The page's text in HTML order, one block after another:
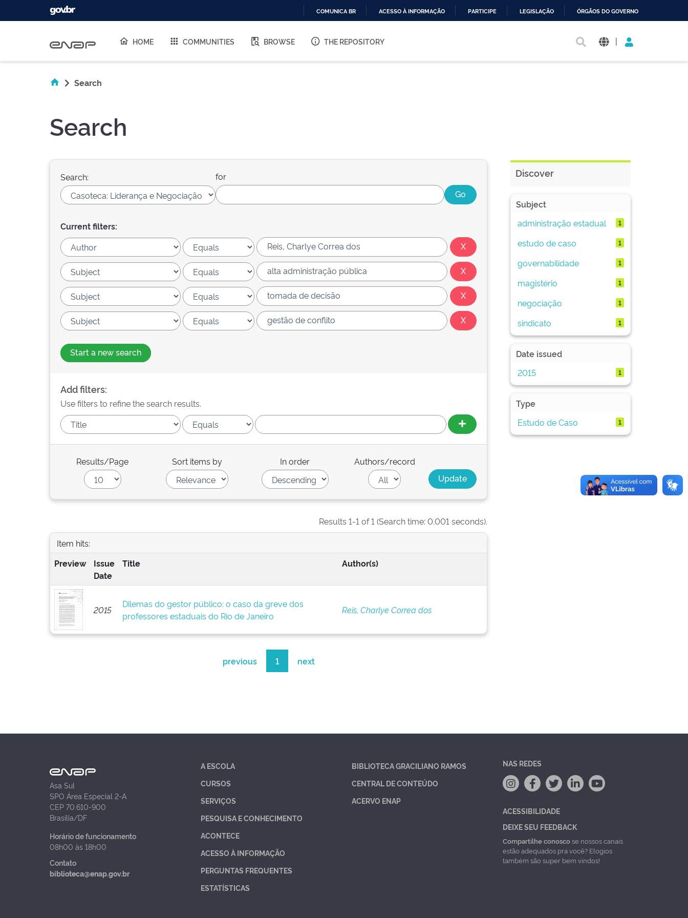
O
COMUNICA BR ACESSO À INFORMAÇÃO PARTICIPE LEGISLAÇÃO ÓRGÃOS DO GOVERNO
HOME COMMUNITIES BROWSE THE REPOSITORY |
Search
Search
Search: for
Current filters:
Start a new search
Add filters:
Use filters to refine the search results.
Results/Page Sort items by In order Authors/record
Results 1-1 of 1 (Search time: 0.001 seconds).
Item hits:
Preview
Issue
Date
Title Author(s)
2015
Dilemas do gestor público: o caso da greve dos
professores estaduais do Rio de Janeiro
Reis, Charlye Correa dos
previous 1 next
Discover
Subject
administração estadual
1
estudo de caso 1
governabilidade 1
magistério 1
negociação 1
sindicato 1
Date issued
2015
1
Type
Estudo de Caso
1
Asa Sul
SPO Área Especial 2-A
CEP 70.610-900
Brasília/DF
Horário de funcionamento
08h00 às 18h00
Contato
biblioteca@enap.gov.br
A ESCOLA
CURSOS
SERVIÇOS
PESQUISA E CONHECIMENTO
ACONTECE
ACESSO À INFORMAÇÃO
PERGUNTAS FREQUENTES
ESTATÍSTICAS
BIBLIOTECA GRACILIANO RAMOS
CENTRAL DE CONTEÚDO
ACERVO ENAP
NAS REDES
ACESSIBILIDADE
DEIXE SEU FEEDBACK
Compartilhe conoscose nossos canais
estão adequados pra você? Elogios
também são super bem vindos!